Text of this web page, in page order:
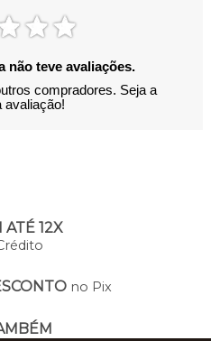
não teve avaliações.
compradores. Seja a
avaliação!
ATÉ 12X
no Pix